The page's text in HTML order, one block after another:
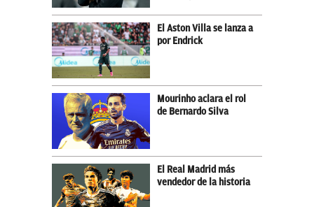
El Aston Villa se lanza a
por Endrick
Mourinho aclara el rol
de Bernardo Silva
El Real Madrid más
vendedor de la historia